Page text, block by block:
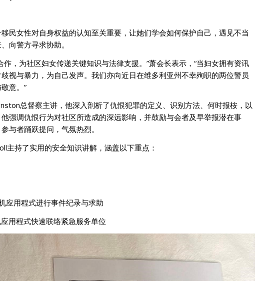
民女性对自身权益的认知至关重要，让她们学会如何保护自己，遇见不当
向警方寻求协助。
作，为社区妇女传递关键知识与法律支援。”萧会长表示，“当妇女拥有资讯
视与暴力，为自己发声。我们亦向近日在维多利亚州不幸殉职的两位警员
意。”
总督察主讲，他深入剖析了仇恨犯罪的定义、识别方法、何时报桉，以
强调仇恨行为对社区所造成的深远影响，并鼓励与会者及早举报潜在事
与者踊跃提问，气氛热烈。
主持了实用的安全知识讲解，涵盖以下重点：
应用程式进行事件纪录与求助
用程式快速联络紧急服务单位